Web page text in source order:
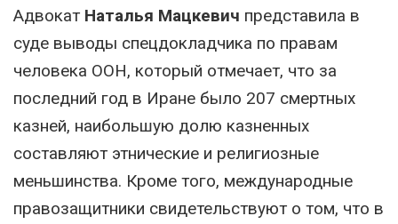
Адвокат Наталья Мацкевич представила в
суде выводы спецдокладчика по правам
человека ООН, который отмечает, что за
последний год в Иране было 207 смертных
казней, наибольшую долю казненных
составляют этнические и религиозные
меньшинства. Кроме того, международные
правозащитники свидетельствуют о том, что в